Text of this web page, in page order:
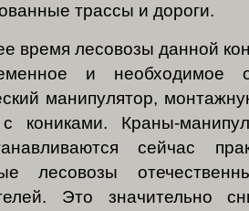
трассы и дороги.
время лесовозы данной
и необходимое
манипулятор,
кониками. Краны-
сейчас
лесовозы
Это значительно